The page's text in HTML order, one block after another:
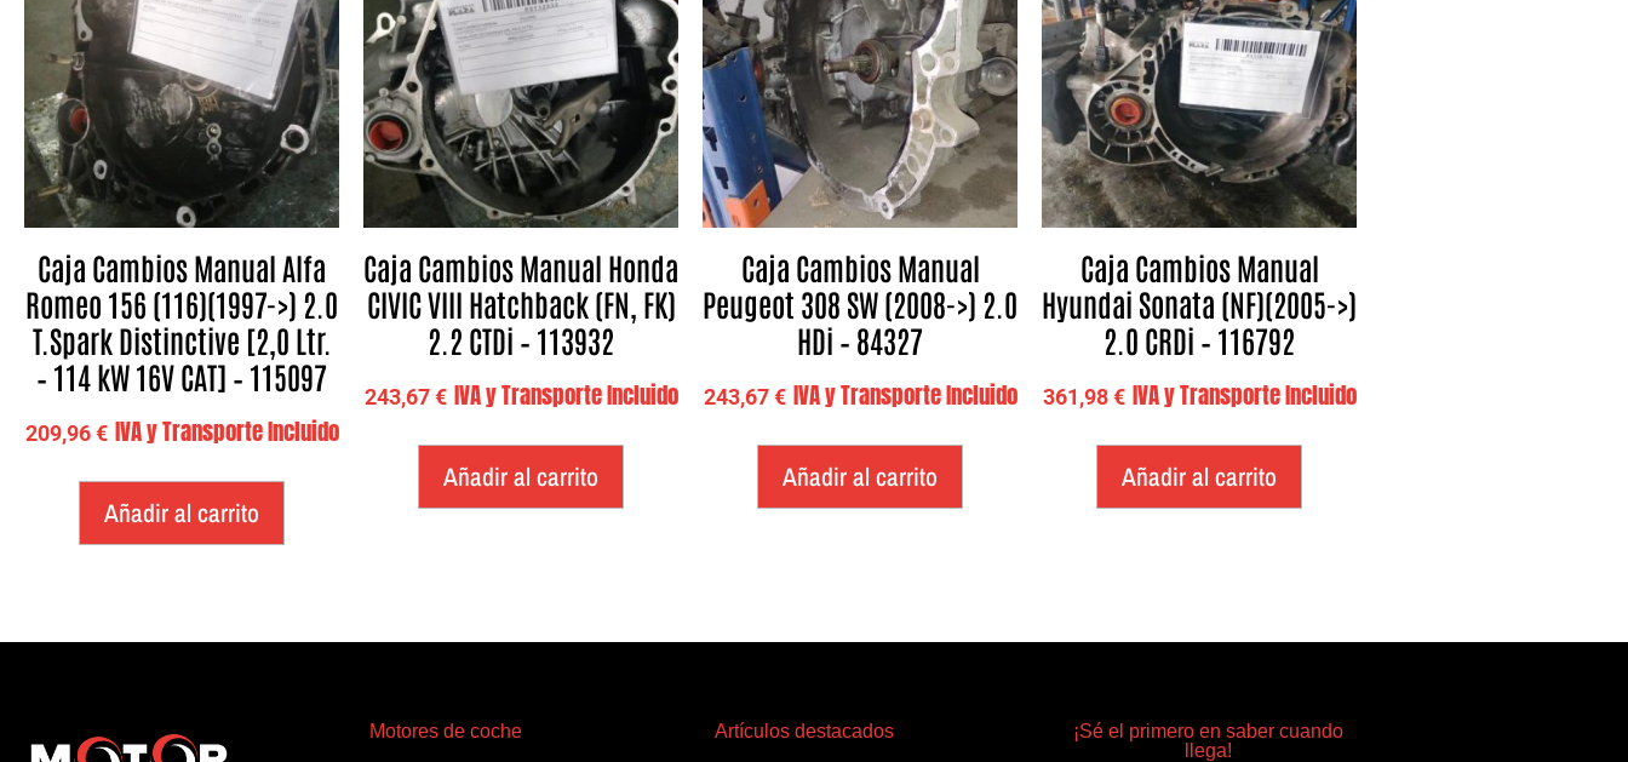
Caja Cambios Manual Alfa
Romeo 156 (116)(1997->) 2.0
T.Spark Distinctive [2,0 Ltr.
– 114 kW 16V CAT] – 115097
209,96€ IVA y Transporte Incluido
Añadir al carrito
Caja Cambios Manual Honda
CIVIC VIII Hatchback (FN, FK)
2.2 CTDi – 113932
243,67€ IVA y Transporte Incluido
Añadir al carrito
Caja Cambios Manual
Peugeot 308 SW (2008->) 2.0
HDi – 84327
243,67€ IVA y Transporte Incluido
Añadir al carrito
Caja Cambios Manual
Hyundai Sonata (NF)(2005->)
2.0 CRDi – 116792
361,98€ IVA y Transporte Incluido
Añadir al carrito
Motores de coche Artículos destacados
¡Sé el primero en saber cuando
llega!